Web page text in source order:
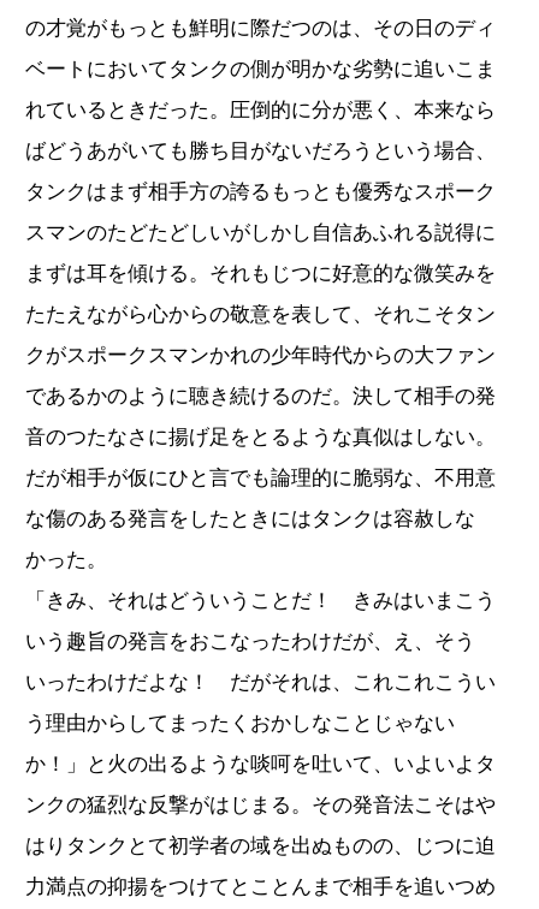
の才覚がもっとも鮮明に際だつのは、その日のディ
ベートにおいてタンクの側が明かな劣勢に追いこま
れているときだった。圧倒的に分が悪く、本来なら
ばどうあがいても勝ち目がないだろうという場合、
タンクはまず相手方の誇るもっとも優秀なスポーク
スマンのたどたどしいがしかし自信あふれる説得に
まずは耳を傾ける。それもじつに好意的な微笑みを
たたえながら心からの敬意を表して、それこそタン
クがスポークスマンかれの少年時代からの大ファン
であるかのように聴き続けるのだ。決して相手の発
音のつたなさに揚げ足をとるような真似はしない。
だが相手が仮にひと言でも論理的に脆弱な、不用意
な傷のある発言をしたときにはタンクは容赦しな
かった。
「きみ、それはどういうことだ！ きみはいまこう
いう趣旨の発言をおこなったわけだが、え、そう
いったわけだよな！ だがそれは、これこれこうい
う理由からしてまったくおかしなことじゃない
か！」と火の出るような啖呵を吐いて、いよいよタ
ンクの猛烈な反撃がはじまる。その発音法こそはや
はりタンクとて初学者の域を出ぬものの、じつに迫
力満点の抑揚をつけてとことんまで相手を追いつめ